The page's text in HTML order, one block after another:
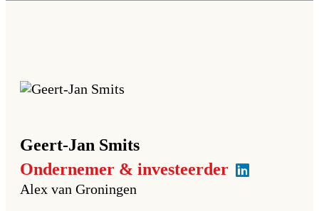
Geert-Jan Smits
Ondernemer & investeerder
Alex van Groningen